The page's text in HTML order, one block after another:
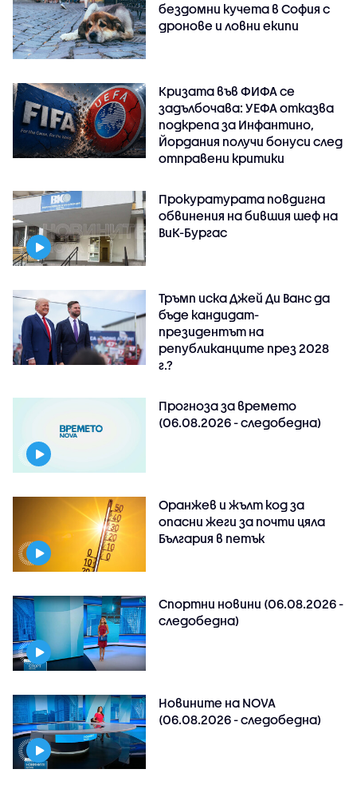
бездомни кучета в София с
дронове и ловни екипи
Кризата във ФИФА се
задълбочава: УЕФА отказва
подкрепа за Инфантино,
Йордания получи бонуси след
отправени критики
Прокуратурата повдигна
обвинения на бившия шеф на
ВиК-Бургас
Тръмп иска Джей Ди Ванс да
бъде кандидат-
президентът на
републиканците през 2028
г.?
Прогноза за времето
(06.08.2026 - следобедна)
Оранжев и жълт код за
опасни жеги за почти цяла
България в петък
Спортни новини (06.08.2026 -
следобедна)
Новините на NOVA
(06.08.2026 - следобедна)